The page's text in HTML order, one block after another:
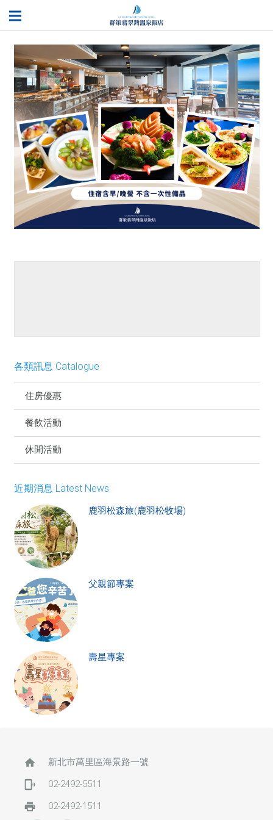
各類訊息 Catalogue
住房優惠
餐飲活動
休閒活動
近期消息 Latest News
鹿羽松森旅(鹿羽松牧場)
父親節專案
壽星專案
home 新北市萬里區海景路一號
phonelink_ring 02-2492-5511
print 02-2492-1511